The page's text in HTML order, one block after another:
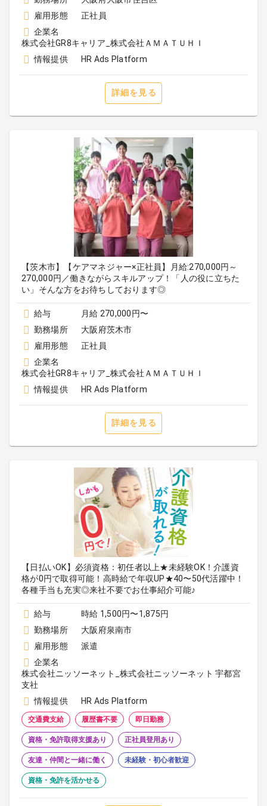
雇用形態
正社員
企業名
株式会社GR8キャリア_株式会社ＡＭＡＴＵＨＩ
情報提供
HR Ads Platform
詳細を見る
【茨木市】【ケアマネジャー×正社員】月給:270,000円～
270,000円／働きながらスキルアップ！「人の役に立ちた
い」そんな方をお待ちしております◎
給与
月給 270,000円〜
勤務場所
大阪府茨木市
雇用形態
正社員
企業名
株式会社GR8キャリア_株式会社ＡＭＡＴＵＨＩ
情報提供
HR Ads Platform
詳細を見る
【日払いOK】必須資格：初任者以上★未経験OK！介護資
格が0円で取得可能！高時給で年収UP★40〜50代活躍中！
各種手当も充実◎来社不要でお仕事紹介可能♪
給与
時給 1,500円〜1,875円
勤務場所
大阪府泉南市
雇用形態
派遣
企業名
株式会社ニッソーネット_株式会社ニッソーネット 宇都宮
支社
情報提供
HR Ads Platform
交通費支給 履歴書不要 即日勤務
資格・免許取得支援あり 正社員登用あり
友達・仲間と一緒に働く 未経験・初心者歓迎
資格・免許を活かせる